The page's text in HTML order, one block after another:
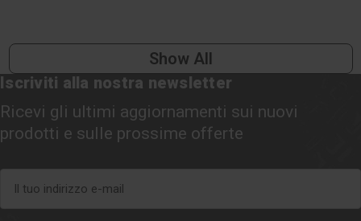
Show All
Iscriviti alla nostra newsletter
Ricevi gli ultimi aggiornamenti sui nuovi
prodotti e sulle prossime offerte
mail